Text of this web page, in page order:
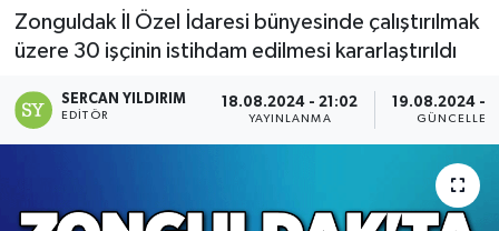
Zonguldak İl Özel İdaresi bünyesinde çalıştırılmak
üzere 30 işçinin istihdam edilmesi kararlaştırıldı
SERCAN YILDIRIM
EDITÖR
18.08.2024 - 21:02
YAYINLANMA
19.08.2024 -
Asayiş
Son Dakika Haberleri